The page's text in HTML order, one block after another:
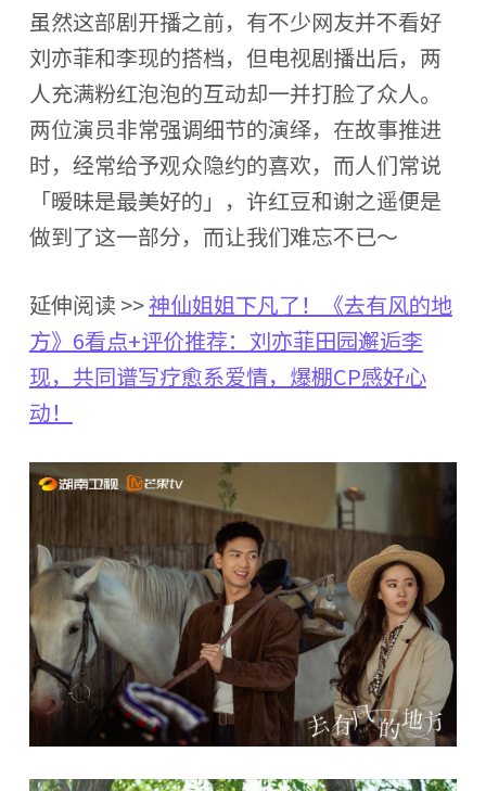
虽然这部剧开播之前，有不少网友并不看好
刘亦菲和李现的搭档，但电视剧播出后，两
人充满粉红泡泡的互动却一并打脸了众人。
两位演员非常强调细节的演绎，在故事推进
时，经常给予观众隐约的喜欢，而人们常说
「暧昧是最美好的」，许红豆和谢之遥便是
做到了这一部分，而让我们难忘不已～
延伸阅读 >>神仙姐姐下凡了！《去有风的地
方》6看点+评价推荐：刘亦菲田园邂逅李
现，共同谱写疗愈系爱情，爆棚CP感好心
动！